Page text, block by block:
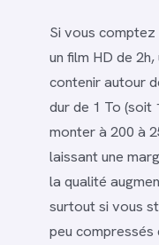
Si vous
un film HD de
contenir autour
dur de 1 To (soit
monter à 200 à
laissant une
la qualité
surtout si vous
peu compressés